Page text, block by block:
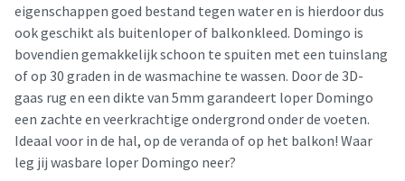
eigenschappen goed bestand tegen water en is hierdoor dus
ook geschikt als buitenloper of balkonkleed. Domingo is
bovendien gemakkelijk schoon te spuiten met een tuinslang
of op 30 graden in de wasmachine te wassen. Door de 3D-
gaas rug en een dikte van 5mm garandeert loper Domingo
een zachte en veerkrachtige ondergrond onder de voeten.
Ideaal voor in de hal, op de veranda of op het balkon! Waar
leg jij wasbare loper Domingo neer?